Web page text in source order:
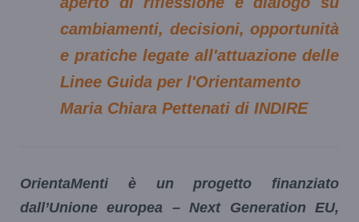
cambiamenti, decisioni, opportunità
e pratiche legate all'attuazione delle
Linee Guida per l'Orientamento
Maria Chiara Pettenati di INDIRE
OrientaMenti è un progetto finanziato
dall’Unione europea – Next Generation EU,